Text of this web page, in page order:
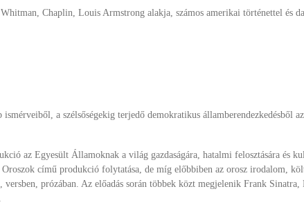
Chaplin, Louis Armstrong alakja, számos amerikai történettel és
a szélsőségekig terjedő demokratikus államberendezkedésből
az Egyesült Államoknak a világ gazdaságára, hatalmi felosztására és
című produkció folytatása, de míg előbbiben az orosz irodalom,
prózában. Az előadás során többek közt megjelenik Frank